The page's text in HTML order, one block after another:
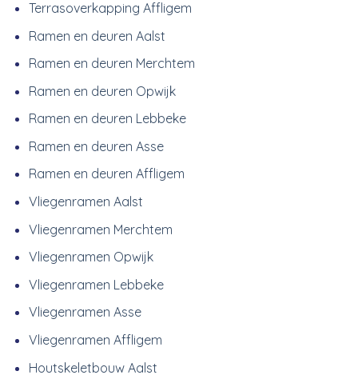
Terrasoverkapping Affligem
Ramen en deuren Aalst
Ramen en deuren Merchtem
Ramen en deuren Opwijk
Ramen en deuren Lebbeke
Ramen en deuren Asse
Ramen en deuren Affligem
Vliegenramen Aalst
Vliegenramen Merchtem
Vliegenramen Opwijk
Vliegenramen Lebbeke
Vliegenramen Asse
Vliegenramen Affligem
Houtskeletbouw Aalst